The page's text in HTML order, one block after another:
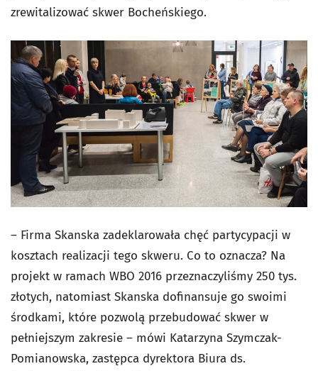
zrewitalizować skwer Bocheńskiego.
– Firma Skanska zadeklarowała chęć partycypacji w
kosztach realizacji tego skweru. Co to oznacza? Na
projekt w ramach WBO 2016 przeznaczyliśmy 250 tys.
złotych, natomiast Skanska dofinansuje go swoimi
środkami, które pozwolą przebudować skwer w
pełniejszym zakresie – mówi Katarzyna Szymczak-
Pomianowska, zastępca dyrektora Biura ds.